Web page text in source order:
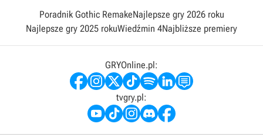
Poradnik Gothic RemakeNajlepsze gry 2026 roku
Najlepsze gry 2025 rokuWiedźmin 4Najbliższe premiery
GRYOnline.pl:
tvgry.pl: